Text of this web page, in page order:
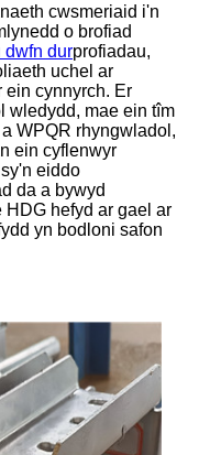
cwsmeriaid i'n
o brofiad
dwfn durprofiadau,
uchel ar
ein cynnyrch. Er
wledydd, mae ein tîm
WPQR rhyngwladol,
ein cyflenwyr
eiddo
da a bywyd
HDG hefyd ar gael ar
yn bodloni safon